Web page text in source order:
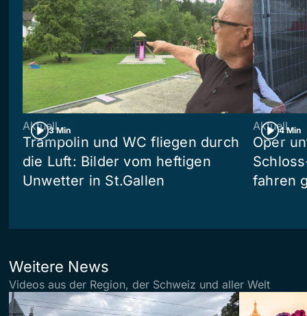
3 Min
Aktuell
Trampolin und WC fliegen durch
die Luft: Bilder vom heftigen
Unwetter in St.Gallen
4 Min
Aktuell
Oper
fahren
Weitere News
Videos aus der Region, der Schweiz und aller Welt